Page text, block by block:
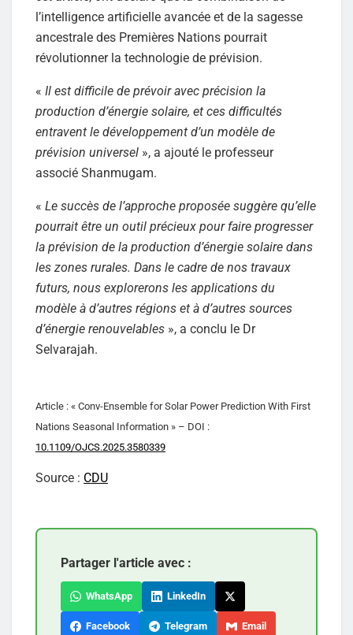
l’intelligence artificielle avancée et de la sagesse
ancestrale des Premières Nations pourrait
révolutionner la technologie de prévision.
« Il est difficile de prévoir avec précision la
production d’énergie solaire, et ces difficultés
entravent le développement d’un modèle de
prévision universel », a ajouté le professeur
associé Shanmugam.
« Le succès de l’approche proposée suggère qu’elle
pourrait être un outil précieux pour faire progresser
la prévision de la production d’énergie solaire dans
les zones rurales. Dans le cadre de nos travaux
futurs, nous explorerons les applications du
modèle à d’autres régions et à d’autres sources
d’énergie renouvelables », a conclu le Dr
Selvarajah.
Article : « Conv-Ensemble for Solar Power Prediction With First
Nations Seasonal Information » – DOI :
10.1109/OJCS.2025.3580339
Source : CDU
Partager l'article avec :
WhatsApp LinkedIn
Facebook Telegram Email